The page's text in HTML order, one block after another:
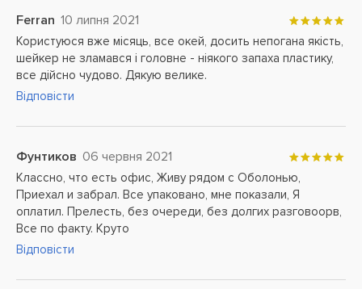
Ferran 10 липня 2021
Користуюся вже місяць, все окей, досить непогана якість,
шейкер не зламався і головне - ніякого запаха пластику,
все дійсно чудово. Дякую велике.
Відповісти
Фунтиков 06 червня 2021
Классно, что есть офис, Живу рядом с Оболонью,
Приехал и забрал. Все упаковано, мне показали, Я
оплатил. Прелесть, без очереди, без долгих разговоорв,
Все по факту. Круто
Відповісти